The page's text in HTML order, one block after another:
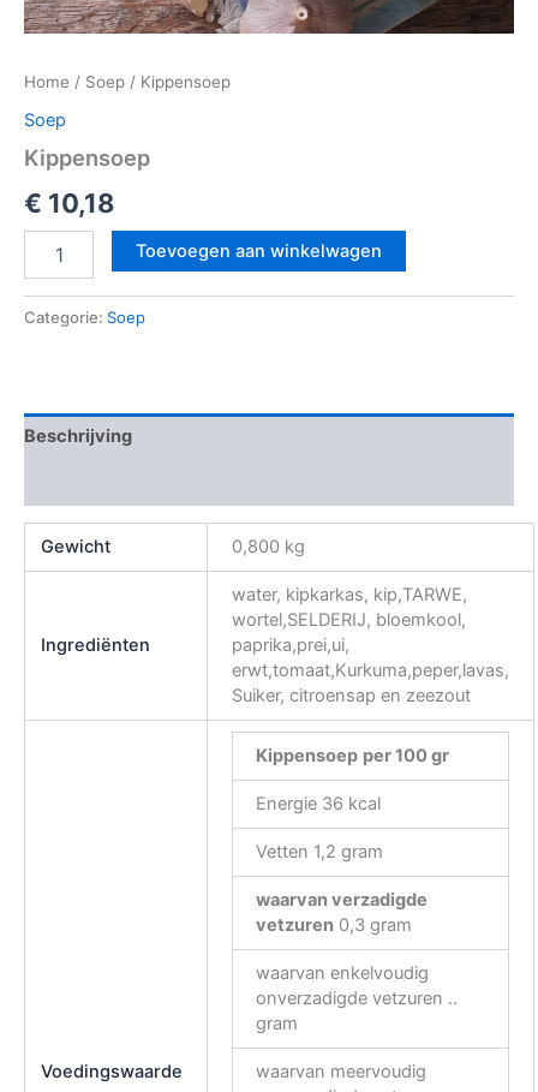
Home / Soep / Kippensoep
Soep
Kippensoep
€ 10,18
Toevoegen aan winkelwagen
Categorie: Soep
Beschrijving
Gewicht 0,800 kg
Ingrediënten
water, kipkarkas, kip,TARWE,
wortel,SELDERIJ, bloemkool,
paprika,prei,ui,
erwt,tomaat,Kurkuma,peper,lavas,
Suiker, citroensap en zeezout
Voedingswaarde
Kippensoep per 100 gr
Energie 36 kcal
Vetten 1,2 gram
waarvan verzadigde
vetzuren 0,3 gram
waarvan enkelvoudig
onverzadigde vetzuren ..
gram
waarvan meervoudig